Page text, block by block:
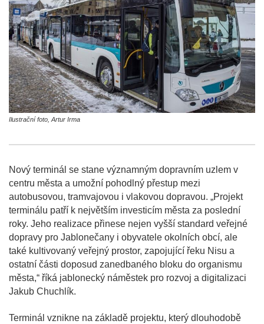
Ilustrační foto, Artur Irma
Nový terminál se stane významným dopravním uzlem v
centru města a umožní pohodlný přestup mezi
autobusovou, tramvajovou i vlakovou dopravou. „Projekt
terminálu patří k největším investicím města za poslední
roky. Jeho realizace přinese nejen vyšší standard veřejné
dopravy pro Jablonečany i obyvatele okolních obcí, ale
také kultivovaný veřejný prostor, zapojující řeku Nisu a
ostatní části doposud zanedbaného bloku do organismu
města,“ říká jablonecký náměstek pro rozvoj a digitalizaci
Jakub Chuchlík.
Terminál vznikne na základě projektu, který dlouhodobě